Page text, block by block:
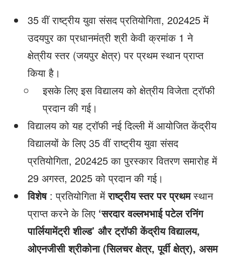
35 वीं राष्ट्रीय युवा संसद प्रतियोगिता, 2024­25 में
उदयपुर का प्रधानमंत्री श्री केवी क्रमांक 1 ने
क्षेत्रीय स्तर (जयपुर क्षेत्र) पर प्रथम स्थान प्राप्त
किया है।
इसके लिए इस विद्यालय को क्षेत्रीय विजेता ट्रॉफी
प्रदान की गई।
विद्यालय को यह ट्रॉफी नई दिल्ली में आयोजित केंद्रीय
विद्यालयों के लिए 35 वीं राष्ट्रीय युवा संसद
प्रतियोगिता, 2024­25 का पुरस्कार वितरण समारोह में
29 अगस्त, 2025 को प्रदान की गई।
विशेष: प्रतियोगिता मेंराष्ट्रीय स्तर पर प्रथमस्थान
प्राप्त करने के लिए ‘सरदार वल्लभभाई पटेल रनिंग
पार्लियामेंट्री शील्ड’ और ट्रॉफी केंद्रीय विद्यालय,
ओएनजीसी श्रीकोना (सिलचर क्षेत्र, पूर्वी क्षेत्र), असम